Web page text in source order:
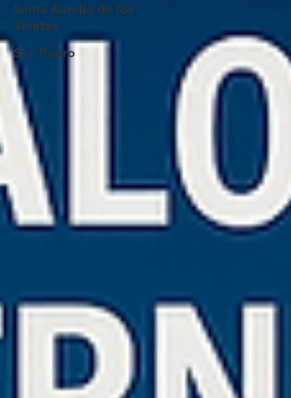
Santa Aurelia de los
Vientos
San Pedro